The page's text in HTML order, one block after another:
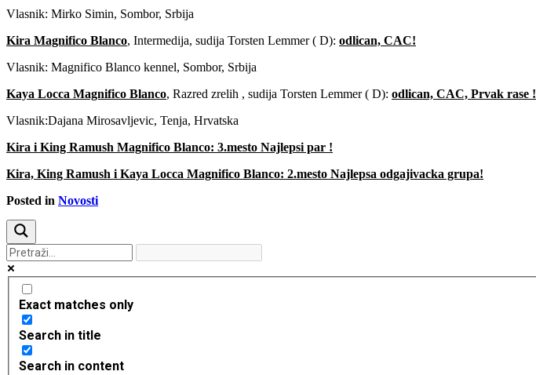
Vlasnik: Mirko Simin, Sombor, Srbija
Kira Magnifico Blanco, Intermedija, sudija Torsten Lemmer ( D): odlican, CAC!
Vlasnik: Magnifico Blanco kennel, Sombor, Srbija
Kaya Locca Magnifico Blanco, Razred zrelih , sudija Torsten Lemmer ( D): odlican, CAC, Prvak rase !
Vlasnik:Dajana Mirosavljevic, Tenja, Hrvatska
Kira i King Ramush Magnifico Blanco: 3.mesto Najlepsi par !
Kira, King Ramush i Kaya Locca Magnifico Blanco: 2.mesto Najlepsa odgajivacka grupa!
Posted in Novosti
Exact matches only
Search in title
Search in content